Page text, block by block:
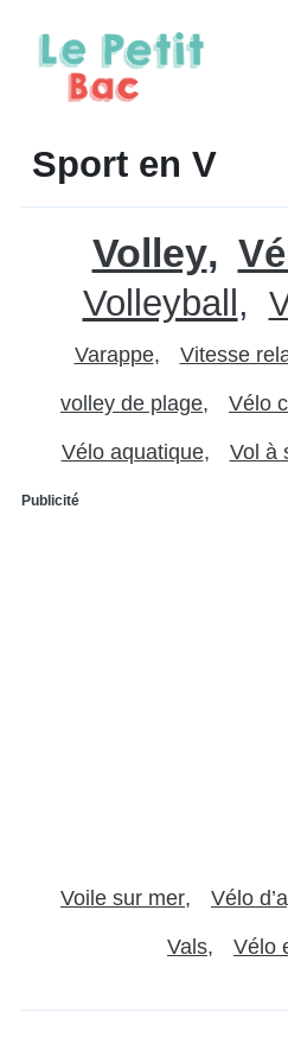
Sport en V
Volley
Volleyball
Varappe Vitesse
volley de plage Vélo
Vélo aquatique Vol à
Publicité
Voile sur mer Vélo
Vals Vélo